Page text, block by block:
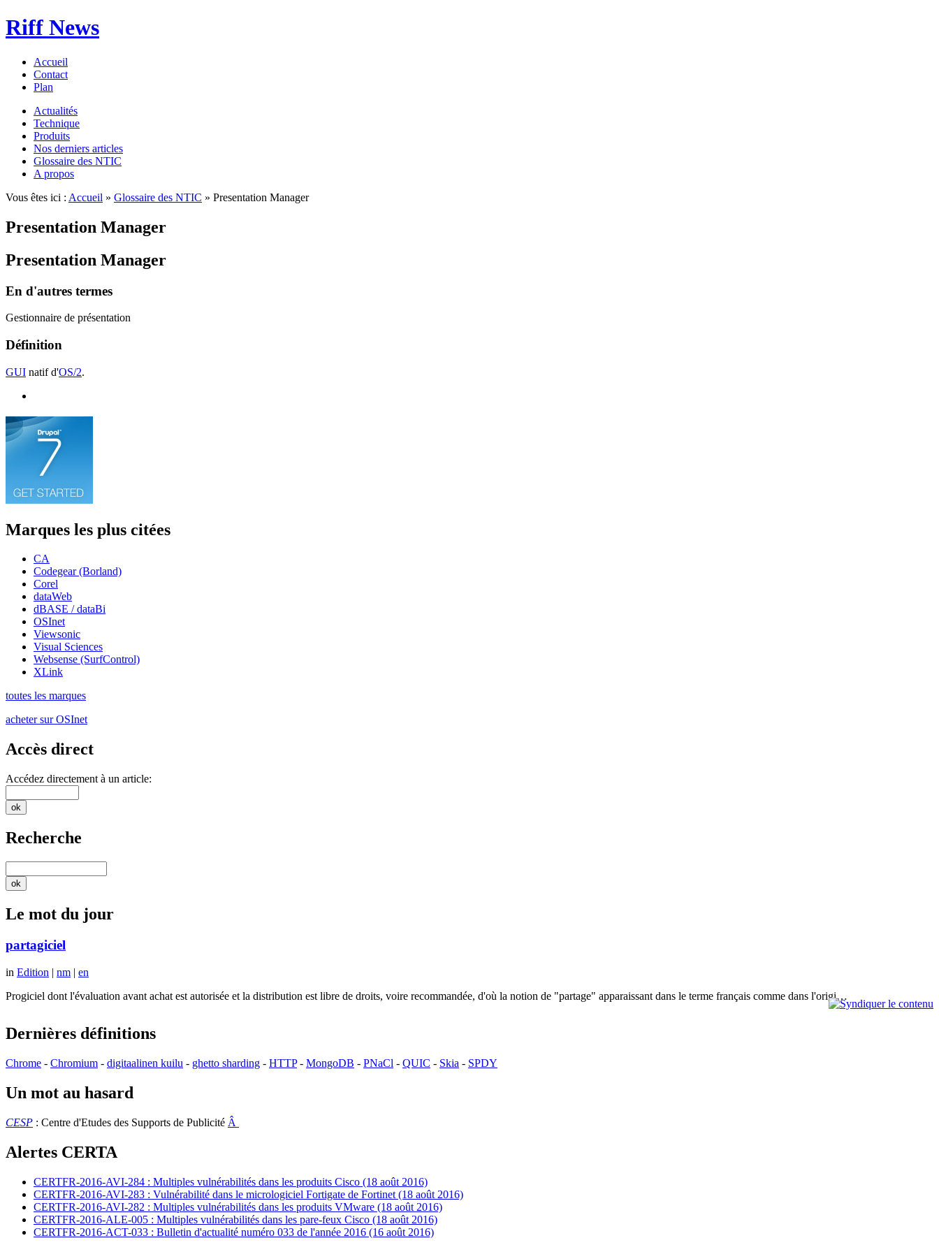
Riff News
Accueil
Contact
Plan
Actualités
Technique
Produits
Nos derniers articles
Glossaire des NTIC
A propos
Vous êtes ici : Accueil » Glossaire des NTIC » Presentation Manager
Presentation Manager
Presentation Manager
En d'autres termes
Gestionnaire de présentation
Définition
GUI natif d'OS/2.
Marques les plus citées
CA
Codegear (Borland)
Corel
dataWeb
dBASE / dataBi
OSInet
Viewsonic
Visual Sciences
Websense (SurfControl)
XLink
toutes les marques
acheter sur OSInet
Accès direct
Accédez directement à un article:
Recherche
Le mot du jour
partagiciel
in Edition | nm | en
Progiciel dont l'évaluation avant achat est autorisée et la distribution est libre de droits, voire recommandée, d'où la notion de "partage" apparaissant dans le terme français comme dans l'origi…
Dernières définitions
Chrome - Chromium - digitaalinen kuilu - ghetto sharding - HTTP- MongoDB - PNaCl - QUIC - Skia - SPDY
Un mot au hasard
CESP : Centre d'Etudes des Supports de Publicité Â
Alertes CERTA
CERTFR-2016-AVI-284 : Multiples vulnérabilités dans les produits Cisco (18 août 2016)
CERTFR-2016-AVI-283 : Vulnérabilité dans le micrologiciel Fortigate de Fortinet (18 août 2016)
CERTFR-2016-AVI-282 : Multiples vulnérabilités dans les produits VMware (18 août 2016)
CERTFR-2016-ALE-005 : Multiples vulnérabilités dans les pare-feux Cisco (18 août 2016)
CERTFR-2016-ACT-033 : Bulletin d'actualité numéro 033 de l'année 2016 (16 août 2016)